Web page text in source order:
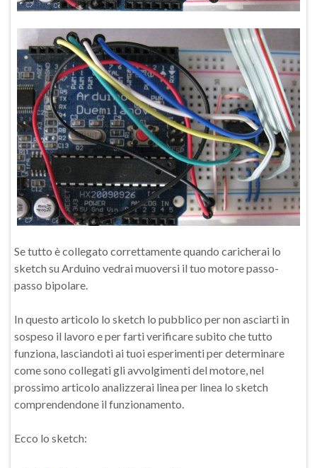
Se tutto è collegato correttamente quando caricherai lo
sketch su Arduino vedrai muoversi il tuo motore passo-
passo bipolare.
In questo articolo lo sketch lo pubblico per non asciarti in
sospeso il lavoro e per farti verificare subito che tutto
funziona, lasciandoti ai tuoi esperimenti per determinare
come sono collegati gli avvolgimenti del motore, nel
prossimo articolo analizzerai linea per linea lo sketch
comprendendone il funzionamento.
Ecco lo sketch: